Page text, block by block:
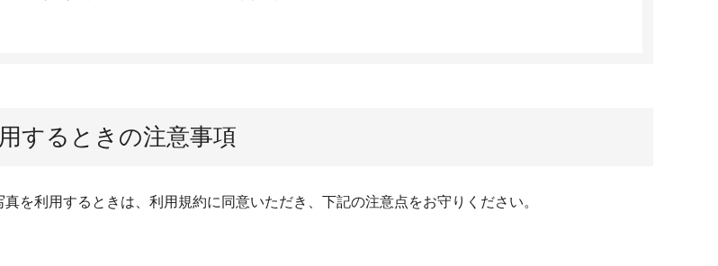
するときの注意事項
を利用するときは、利用規約に同意いただき、下記の注意点をお守りください。